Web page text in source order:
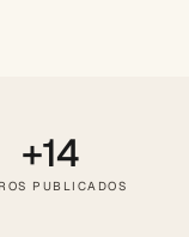
+14
PUBLICADOS